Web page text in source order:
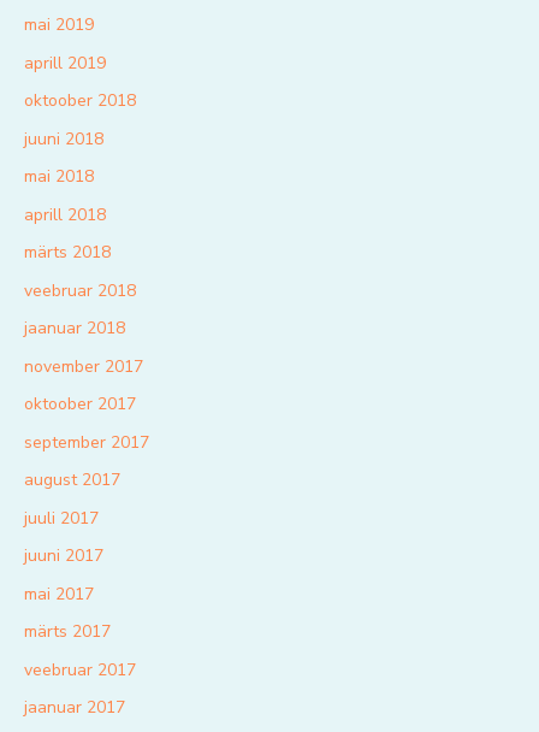
mai 2019
aprill 2019
oktoober 2018
juuni 2018
mai 2018
aprill 2018
märts 2018
veebruar 2018
jaanuar 2018
november 2017
oktoober 2017
september 2017
august 2017
juuli 2017
juuni 2017
mai 2017
märts 2017
veebruar 2017
jaanuar 2017